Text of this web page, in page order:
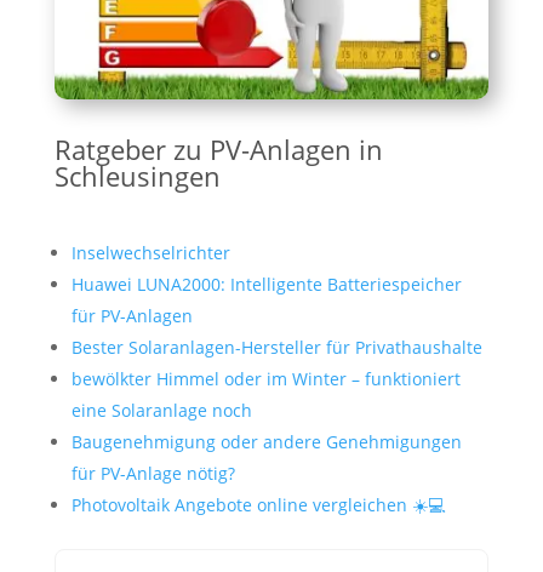
Ratgeber zu PV-Anlagen in
Schleusingen
Inselwechselrichter
Huawei LUNA2000: Intelligente Batteriespeicher
für PV-Anlagen
Bester Solaranlagen-Hersteller für Privathaushalte
bewölkter Himmel oder im Winter – funktioniert
eine Solaranlage noch
Baugenehmigung oder andere Genehmigungen
für PV-Anlage nötig?
Photovoltaik Angebote online vergleichen ☀️💻